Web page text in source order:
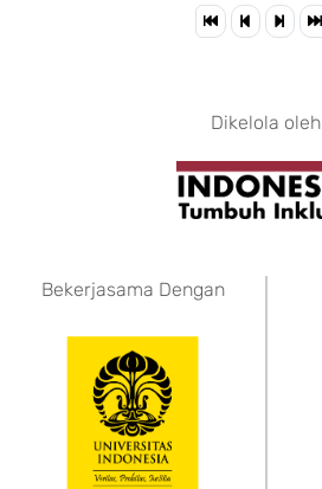
Dikelola oleh
Bekerjasama Dengan